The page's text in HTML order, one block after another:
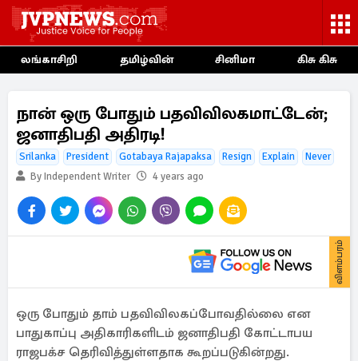
லங்காசிறி தமிழ்வின் சினிமா கிசு கிசு
நான் ஒரு போதும் பதவிவிலகமாட்டேன்;
ஜனாதிபதி அதிரடி!
Srilanka President Gotabaya Rajapaksa Resign Explain
Never
By Independent Writer
4 years ago
விளம்பரம்
ஒரு போதும் தாம் பதவிவிலகப்போவதில்லை என
பாதுகாப்பு அதிகாரிகளிடம் ஜனாதிபதி கோட்டாபய
ராஜபக்ச தெரிவித்துள்ளதாக கூறப்படுகின்றது.